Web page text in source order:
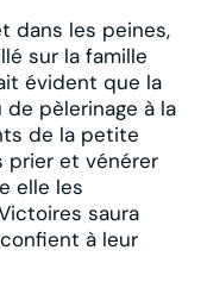
dans les peines,
sur la famille
évident que la
pèlerinage à la
de la petite
prier et vénérer
elle les
saura
à leur